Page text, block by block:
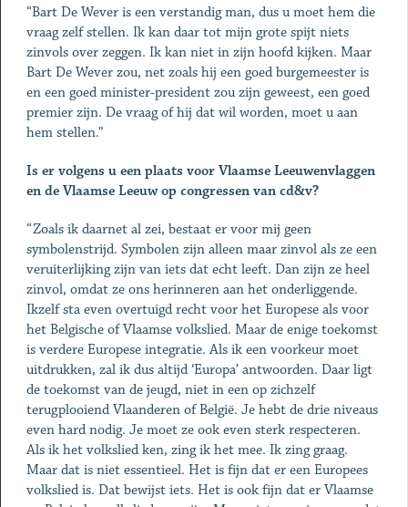
“Bart De Wever is een verstandig man, dus u moet hem die
vraag zelf stellen. Ik kan daar tot mijn grote spijt niets
zinvols over zeggen. Ik kan niet in zijn hoofd kijken. Maar
Bart De Wever zou, net zoals hij een goed burgemeester is
en een goed minister-president zou zijn geweest, een goed
premier zijn. De vraag of hij dat wil worden, moet u aan
hem stellen.”
Is er volgens u een plaats voor Vlaamse Leeuwenvlaggen
en de Vlaamse Leeuw op congressen van cd&v?
“Zoals ik daarnet al zei, bestaat er voor mij geen
symbolenstrijd. Symbolen zijn alleen maar zinvol als ze een
veruiterlijking zijn van iets dat echt leeft. Dan zijn ze heel
zinvol, omdat ze ons herinneren aan het onderliggende.
Ikzelf sta even overtuigd recht voor het Europese als voor
het Belgische of Vlaamse volkslied. Maar de enige toekomst
is verdere Europese integratie. Als ik een voorkeur moet
uitdrukken, zal ik dus altijd ‘Europa’ antwoorden. Daar ligt
de toekomst van de jeugd, niet in een op zichzelf
terugplooiend Vlaanderen of België. Je hebt de drie niveaus
even hard nodig. Je moet ze ook even sterk respecteren.
Als ik het volkslied ken, zing ik het mee. Ik zing graag.
Maar dat is niet essentieel. Het is fijn dat er een Europees
volkslied is. Dat bewijst iets. Het is ook fijn dat er Vlaamse